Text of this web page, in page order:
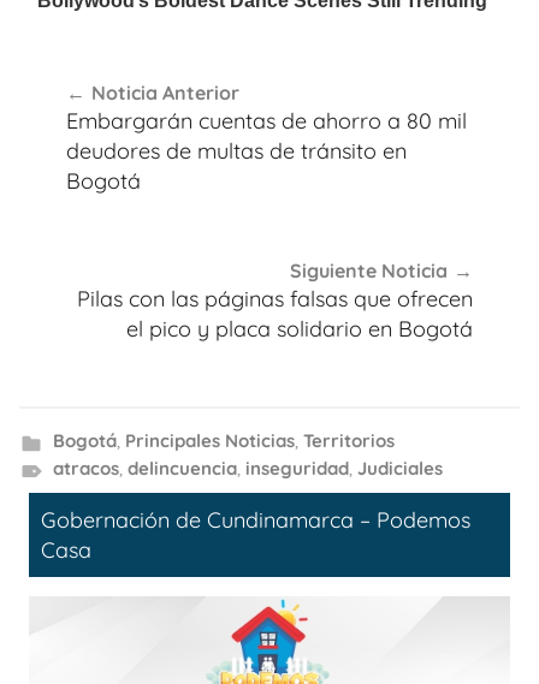
de
entradas
Noticia Anterior
Embargarán cuentas de ahorro a 80 mil
deudores de multas de tránsito en
Bogotá
Siguiente Noticia
Pilas con las páginas falsas que ofrecen
el pico y placa solidario en Bogotá
Bogotá, Principales Noticias, Territorios
atracos, delincuencia, inseguridad, Judiciales
Gobernación de Cundinamarca – Podemos
Casa